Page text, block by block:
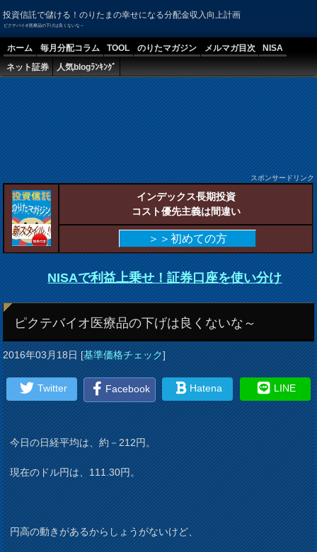
投資信託で儲ける！のりたまの幸せになる分配金収入向上計画
ピクテバイオ医療品の下げは良くないな～
ホーム 毎月分配コラム TOOL のりたマガジン メルマガ目次
NISA
ネット証券
人気blogﾗﾝｷﾝｸﾞ
スポンサードリンク
インデックス長期投資
コスト優先主義は間違い
＞＞初めての方
NISAで利益上乗せ！証券口座を使い分け
ピクテバイオ医療品の下げは良くないな～
2016年03月18日[基準価格チェック]
Twitter Facebook Hatena LINE
今日の日経平均は、約－212円。
現在のドル円は、111.30円。
円高の動きがあるからしょうがないけど、